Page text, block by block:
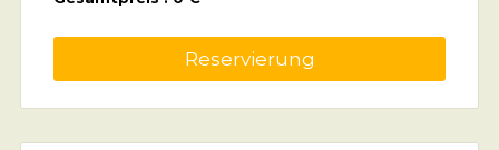
Reservierung